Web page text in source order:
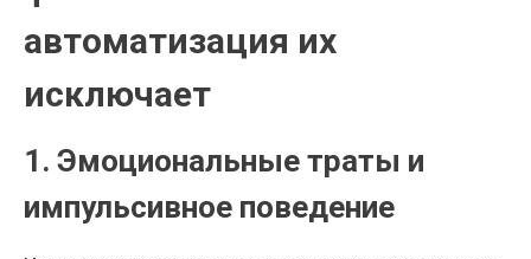
автоматизация их
исключает
1. Эмоциональные траты и
импульсивное поведение